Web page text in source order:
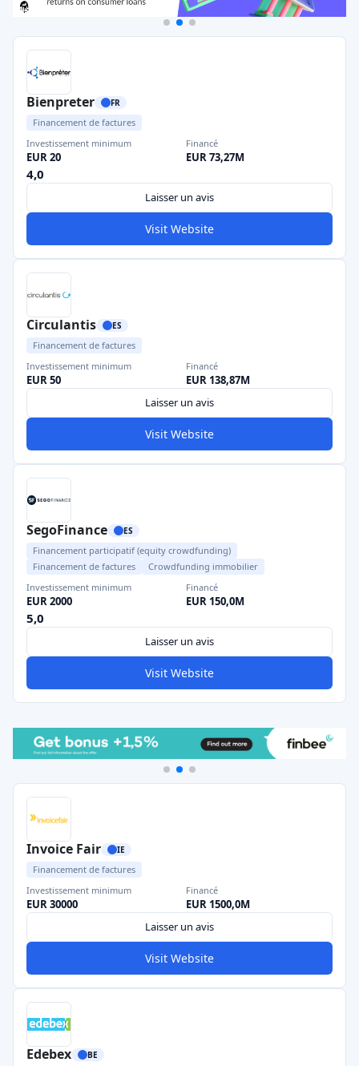
Bienpreter FR
Financement de factures
Investissement minimum
EUR 20
Financé
EUR 73,27M
4,0
Laisser un avis
Visit Website
Circulantis ES
Financement de factures
Investissement minimum
EUR 50
Financé
EUR 138,87M
Laisser un avis
Visit Website
SegoFinance ES
Financement participatif (equity crowdfunding)
Financement de factures
Crowdfunding immobilier
Investissement minimum
EUR 2000
Financé
EUR 150,0M
5,0
Laisser un avis
Visit Website
Invoice Fair IE
Financement de factures
Investissement minimum
EUR 30000
Financé
EUR 1500,0M
Laisser un avis
Visit Website
Edebex BE